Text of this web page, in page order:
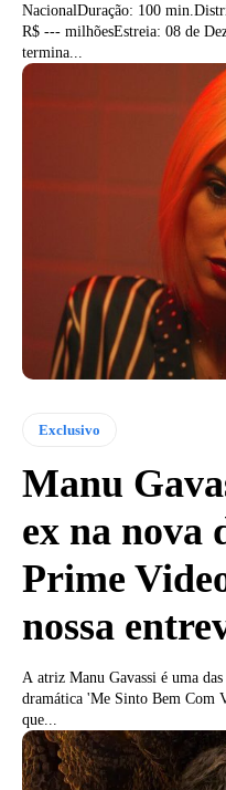
NacionalDuração: 100
R$ --- milhõesEstreia: 08 de
termina...
Exclusivo
Manu
ex na nova
Prime
nossa
A atriz Manu Gavassi é uma
dramática 'Me Sinto Bem Com
que...